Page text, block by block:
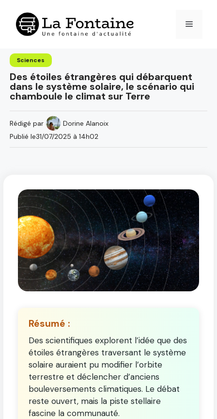
contenu
Menu
Sciences
Des étoiles étrangères qui débarquent
dans le système solaire, le scénario qui
chamboule le climat sur Terre
Rédigé par
Dorine Alanoix
Publié le31/07/2025 à 14h02
Résumé :
Des scientifiques explorent l’idée que des
étoiles étrangères traversant le système
solaire auraient pu modifier l’orbite
terrestre et déclencher d’anciens
bouleversements climatiques. Le débat
reste ouvert, mais la piste stellaire
fascine la communauté.